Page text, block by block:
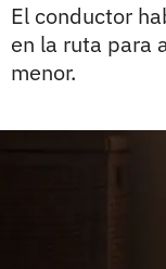
El conductor
en la ruta para
menor.